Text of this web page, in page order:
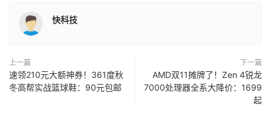
快科技
上一篇
速领210元大额神券！361度秋
冬高帮实战篮球鞋：90元包邮
下一篇
AMD双11摊牌了！Zen 4锐龙
7000处理器全系大降价：1699
起